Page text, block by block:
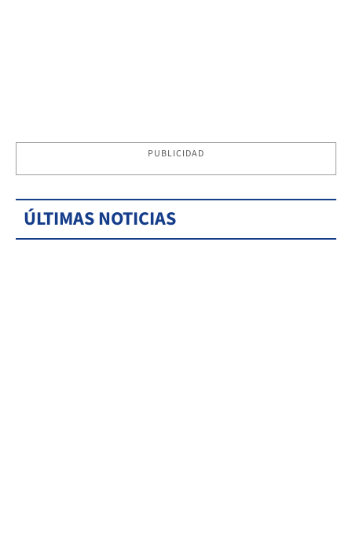
PUBLICIDAD
ÚLTIMAS NOTICIAS